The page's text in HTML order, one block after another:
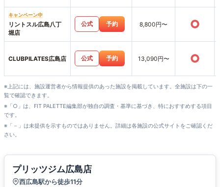
キャンペーン中
リントスル広島八丁
堀店
公式 予約 8,800円〜 ○
CLUBPILATES広島店 公式 予約 13,090円〜 ○
※上記には、施設運営者から情報提供のあった施設を掲載しています。全施設は下の一
覧で確認できます。
※「○」は、FIT PALETTE編集部が独自の調査・基準に基づき、特におすすめする項目
です。
※「－」は未提供を示すものではありません。詳細は各施設の公式サイトをご確認くだ
さい。
プリッツジム広島店
西広島駅から徒歩11分